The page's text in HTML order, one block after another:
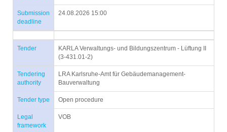
Submission
deadline
24.08.2026 15:00
Tender
KARLA Verwaltungs- und Bildungszentrum - Lüftung II
(3-431.01-2)
Tendering
authority
LRA Karlsruhe-Amt für Gebäudemanagement-
Bauverwaltung
Tender type Open procedure
Legal
framework
VOB